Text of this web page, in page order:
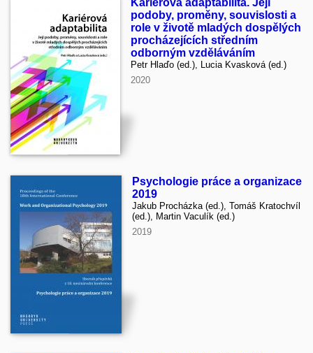
Kariérová adaptabilita. Její
podoby, proměny, souvislosti a
role v životě mladých dospělých
procházejících středním
odborným vzděláváním
Petr Hlaďo (ed.), Lucia Kvasková (ed.)
2020
Psychologie práce a organizace
2019
Jakub Procházka (ed.), Tomáš Kratochvíl
(ed.), Martin Vaculík (ed.)
2019